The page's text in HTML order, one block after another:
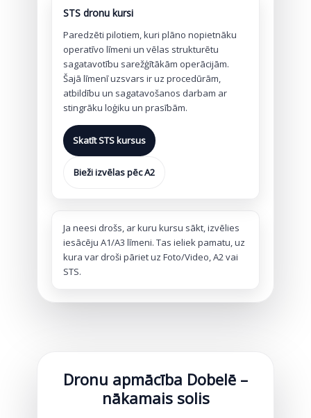
STS dronu kursi
Paredzēti pilotiem, kuri plāno nopietnāku
operatīvo līmeni un vēlas strukturētu
sagatavotību sarežģītākām operācijām.
Šajā līmenī uzsvars ir uz procedūrām,
atbildību un sagatavošanos darbam ar
stingrāku loģiku un prasībām.
Skatīt STS kursus
Bieži izvēlas pēc A2
Ja neesi drošs, ar kuru kursu sākt, izvēlies
iesācēju A1/A3 līmeni. Tas ieliek pamatu, uz
kura var droši pāriet uz Foto/Video, A2 vai
STS.
Dronu apmācība Dobelē –
nākamais solis